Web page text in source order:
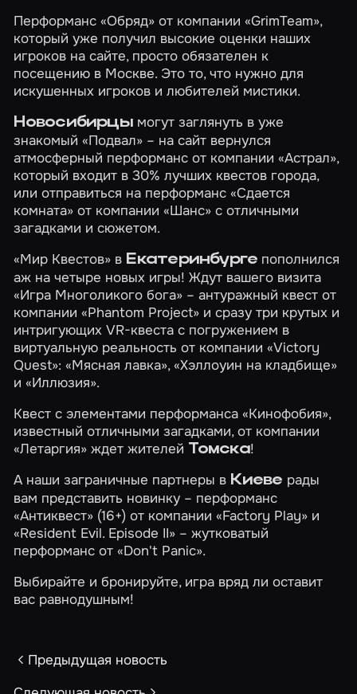
Перформанс«Обряд» от компании «GrimTeam»,
который уже получил высокие оценки наших
игроков на сайте, просто обязателен к
посещению в Москве. Это то, что нужно для
искушенных игроков и любителей мистики.
Новосибирцымогут заглянуть в уже
знакомый«Подвал» – на сайт вернулся
атмосферный перформанс от компании «Астрал»,
который входит в 30% лучших квестов города,
или отправиться на перформанс«Сдается
комната» от компании «Шанс» с отличными
загадками и сюжетом.
«Мир Квестов» в Екатеринбурге пополнился
аж на четыре новых игры! Ждут вашего визита
«Игра Многоликого бога» – антуражный квест от
компании «Phantom Project» и сразу три крутых и
интригующих VR-квеста с погружением в
виртуальную реальность от компании «Victory
Quest»:«Мясная лавка»,«Хэллоуин на кладбище»
и«Иллюзия».
Квест с элементами перформанса«Кинофобия»,
известный отличными загадками, от компании
«Летаргия» ждет жителей Томска!
А наши заграничные партнеры в Киеве рады
вам представить новинку – перформанс
«Антиквест» (16+) от компании «Factory Play» и
«Resident Evil. Episode II» – жутковатый
перформанс от «Don't Panic».
Выбирайте и бронируйте, игра вряд ли оставит
вас равнодушным!
Предыдущая новость